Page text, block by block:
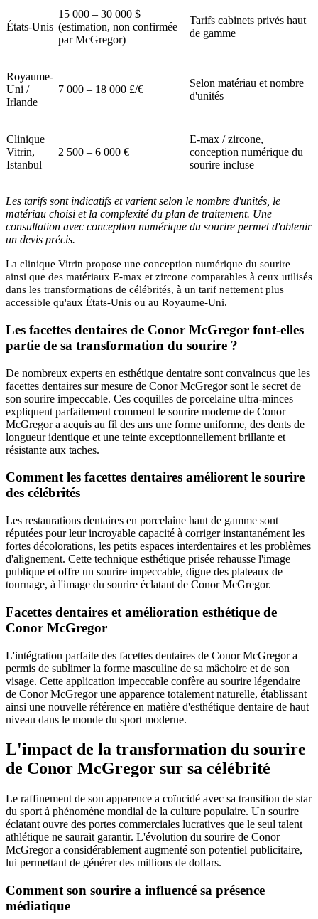
États-Unis
15 000 – 30 000 $
(estimation, non confirmée
par McGregor)
Tarifs cabinets privés haut
de gamme
Royaume-
Uni /
Irlande
7 000 – 18 000 £/€
Selon matériau et nombre
d'unités
Clinique
Vitrin,
Istanbul
2 500 – 6 000 €
E-max / zircone,
conception numérique du
sourire incluse
Les tarifs sont indicatifs et varient selon le nombre d'unités, le
matériau choisi et la complexité du plan de traitement. Une
consultation avec conception numérique du sourire permet d'obtenir
un devis précis.
La clinique Vitrin propose une conception numérique du sourire
ainsi que des matériaux E-max et zircone comparables à ceux utilisés
dans les transformations de célébrités, à un tarif nettement plus
accessible qu'aux États-Unis ou au Royaume-Uni.
Les facettes dentaires de Conor McGregor font-elles
partie de sa transformation du sourire ?
De nombreux experts en esthétique dentaire sont convaincus que les
facettes dentaires sur mesure de Conor McGregor sont le secret de
son sourire impeccable. Ces coquilles de porcelaine ultra-minces
expliquent parfaitement comment le sourire moderne de Conor
McGregor a acquis au fil des ans une forme uniforme, des dents de
longueur identique et une teinte exceptionnellement brillante et
résistante aux taches.
Comment les facettes dentaires améliorent le sourire
des célébrités
Les restaurations dentaires en porcelaine haut de gamme sont
réputées pour leur incroyable capacité à corriger instantanément les
fortes décolorations, les petits espaces interdentaires et les problèmes
d'alignement. Cette technique esthétique prisée rehausse l'image
publique et offre un sourire impeccable, digne des plateaux de
tournage, à l'image du sourire éclatant de Conor McGregor.
Facettes dentaires et amélioration esthétique de
Conor McGregor
L'intégration parfaite des facettes dentaires de Conor McGregor a
permis de sublimer la forme masculine de sa mâchoire et de son
visage. Cette application impeccable confère au sourire légendaire
de Conor McGregor une apparence totalement naturelle, établissant
ainsi une nouvelle référence en matière d'esthétique dentaire de haut
niveau dans le monde du sport moderne.
L'impact de la transformation du sourire
de Conor McGregor sur sa célébrité
Le raffinement de son apparence a coïncidé avec sa transition de star
du sport à phénomène mondial de la culture populaire. Un sourire
éclatant ouvre des portes commerciales lucratives que le seul talent
athlétique ne saurait garantir. L'évolution du sourire de Conor
McGregor a considérablement augmenté son potentiel publicitaire,
lui permettant de générer des millions de dollars.
Comment son sourire a influencé sa présence
médiatique